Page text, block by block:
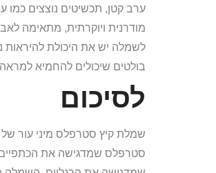
ערב קטן, תכשיטים נוצצים
מודרנית ויוקרתית, מתאימה
לשמלה יש את היכולת להיראות
בולטים שיכולים להחמיא למראה
לסיכום
שמלת קיץ סטרפלס מיני עור
סטרפלס שמדגישה את הכתפיים